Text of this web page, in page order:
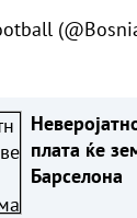
плата ќе
Барселона